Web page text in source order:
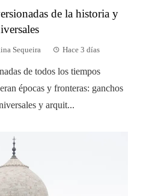
de la historia y
Sequeira Hace 3 días
de todos los tiempos
épocas y fronteras: ganchos
y arquit...